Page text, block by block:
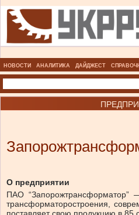
НОВОСТИ АНАЛИТИКА ДАЙДЖЕСТ
О предприятии
ПАО “Запорожтрансформатор”
трансформаторостроения,